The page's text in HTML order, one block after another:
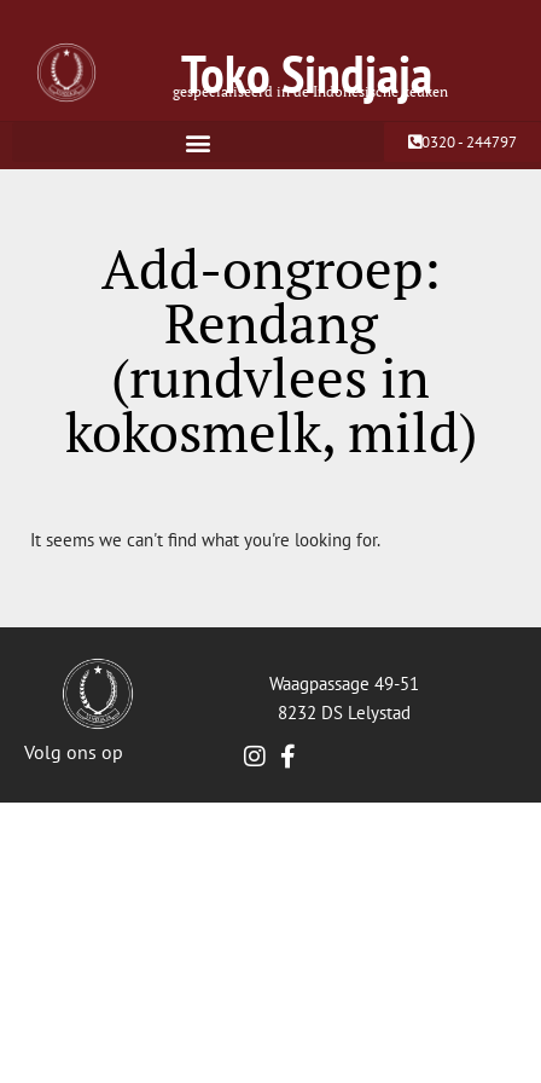
Toko Sindjaja
gespecialiseerd in de Indonesische keuken
0320 - 244797
Add-ongroep:
Rendang
(rundvlees in
kokosmelk, mild)
It seems we can't find what you're looking for.
Waagpassage 49-51
8232 DS Lelystad
Volg ons op